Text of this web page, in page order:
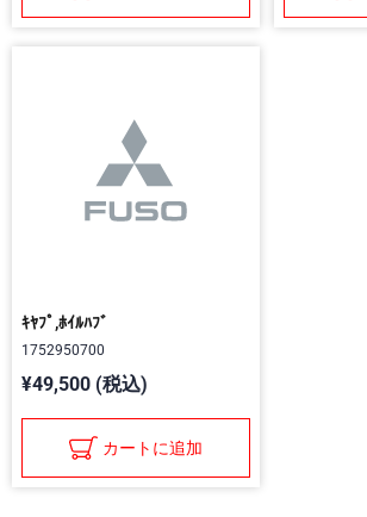
ｷﾔﾌﾟ,ﾎｲﾙﾊﾌﾞ
1752950700
¥49,500 (税込)
カートに追加